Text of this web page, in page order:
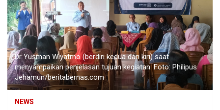
Dr Yusman Wiyatmo (berdiri kedua dari kiri) saat
menyampaikan penjelasan tujuan kegiatan. Foto: Philipus
Jehamun/beritabernas.com
NEWS